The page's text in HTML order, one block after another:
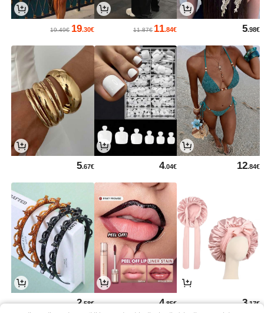
5.98€
11.84€
11.87€
19.30€
19.49€
12.84€
4.04€
5.67€
3.17€
4.85€
2.58€